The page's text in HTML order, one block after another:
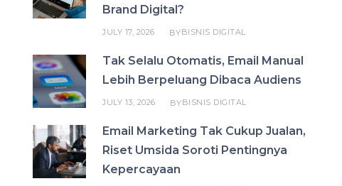
Brand Digital?
JULY 17, 2026 BYBISNIS DIGITAL
Tak Selalu Otomatis, Email Manual
Lebih Berpeluang Dibaca Audiens
JULY 13, 2026 BYBISNIS DIGITAL
Email Marketing Tak Cukup Jualan,
Riset Umsida Soroti Pentingnya
Kepercayaan